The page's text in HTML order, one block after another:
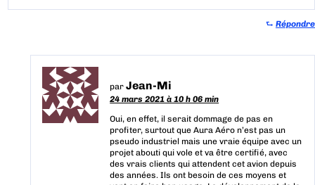
⮑ Répondre
parJean-Mi
24 mars 2021 à 10 h 06 min
Oui, en effet, il serait dommage de pas en
profiter, surtout que Aura Aéro n’est pas un
pseudo industriel mais une vraie équipe avec un
projet abouti qui vole et va être certifié, avec
des vrais clients qui attendent cet avion depuis
des années. Ils ont besoin de ces moyens et